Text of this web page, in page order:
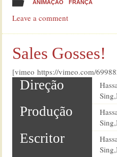
ANIMAÇÃO FRANÇA
Leave a comment
Sales Gosses!
[vimeo https://vimeo.com/
Direção
Produção
Escritor